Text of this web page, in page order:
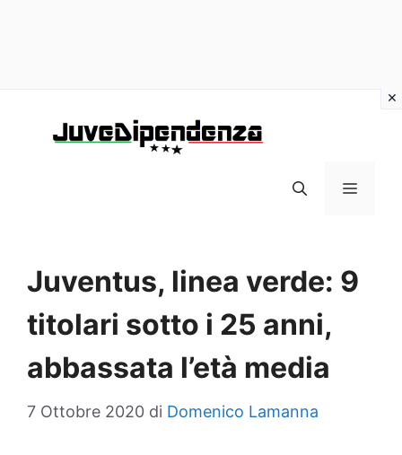
MENU
Juventus, linea verde: 9
titolari sotto i 25 anni,
abbassata l’età media
7 Ottobre 2020 di Domenico Lamanna